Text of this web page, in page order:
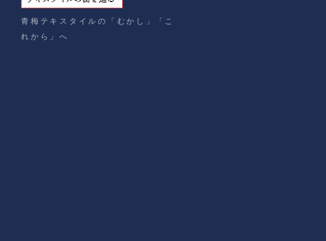
青梅テキスタイルの「むかし」「こ
れから」へ